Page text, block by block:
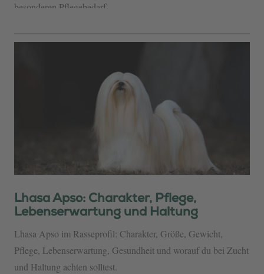
besonderen Pflegebedarf...
Lhasa Apso: Charakter, Pflege,
Lebenserwartung und Haltung
Lhasa Apso im Rasseprofil: Charakter, Größe, Gewicht,
Pflege, Lebenserwartung, Gesundheit und worauf du bei Zucht
und Haltung achten solltest.